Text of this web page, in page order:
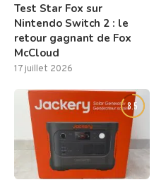
Test Star Fox sur
Nintendo Switch 2 : le
retour gagnant de Fox
McCloud
17 juillet 2026
8.5